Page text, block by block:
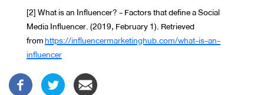
[2] What is an Influencer? - Factors that define a Social
Media Influencer. (2019, February 1). Retrieved
fromhttps://influencermarketinghub.com/what-is-an-
influencer